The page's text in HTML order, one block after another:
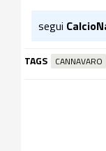
segui
TAGS CANNAVARO